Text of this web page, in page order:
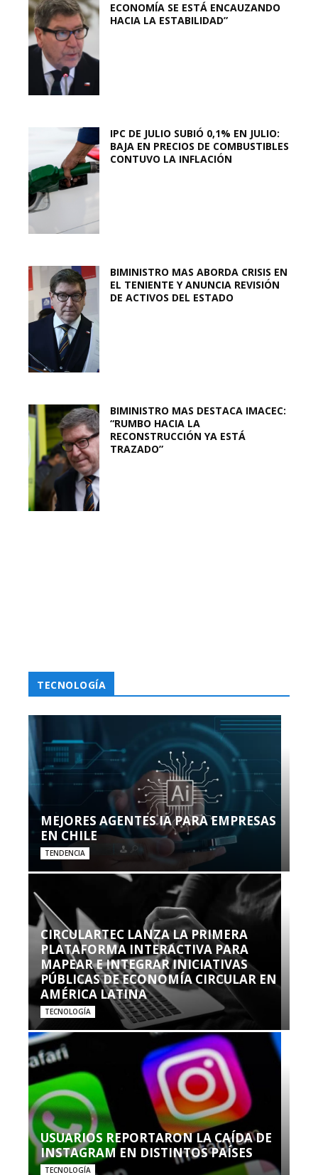
ECONOMÍA SE ESTÁ ENCAUZANDO
HACIA LA ESTABILIDAD”
IPC DE JULIO SUBIÓ 0,1% EN JULIO:
BAJA EN PRECIOS DE COMBUSTIBLES
CONTUVO LA INFLACIÓN
BIMINISTRO MAS ABORDA CRISIS EN
EL TENIENTE Y ANUNCIA REVISIÓN
DE ACTIVOS DEL ESTADO
BIMINISTRO MAS DESTACA IMACEC:
“RUMBO HACIA LA
RECONSTRUCCIÓN YA ESTÁ
TRAZADO”
TECNOLOGÍA
MEJORES AGENTES IA PARA EMPRESAS
EN CHILE
TENDENCIA
CIRCULARTEC LANZA LA PRIMERA
PLATAFORMA INTERACTIVA PARA
MAPEAR E INTEGRAR INICIATIVAS
PÚBLICAS DE ECONOMÍA CIRCULAR EN
AMÉRICA LATINA
TECNOLOGÍA
USUARIOS REPORTARON LA CAÍDA DE
INSTAGRAM EN DISTINTOS PAÍSES
TECNOLOGÍA